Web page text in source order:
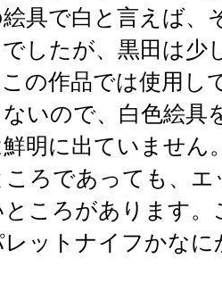
絵具で白と言えば
したが、黒田は
この作品では使用
いので、白色絵
明に出ていません
ころであっても、
ころがあります
レットナイフかな